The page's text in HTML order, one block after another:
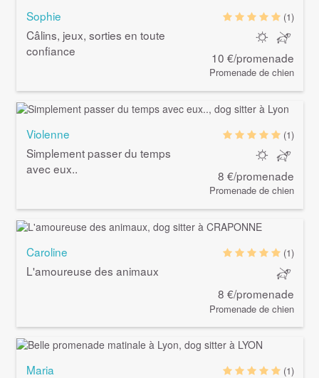
Sophie
Câlins, jeux, sorties en toute
confiance
(1)
10 €/promenade
Promenade de chien
Violenne
Simplement passer du temps
avec eux..
(1)
8 €/promenade
Promenade de chien
Caroline
L'amoureuse des animaux
(1)
8 €/promenade
Promenade de chien
Maria
(1)